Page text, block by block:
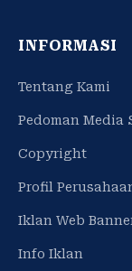
INFORMASI
Tentang Kami
Pedoman Media
Copyright
Profil
Iklan Web
Info Iklan